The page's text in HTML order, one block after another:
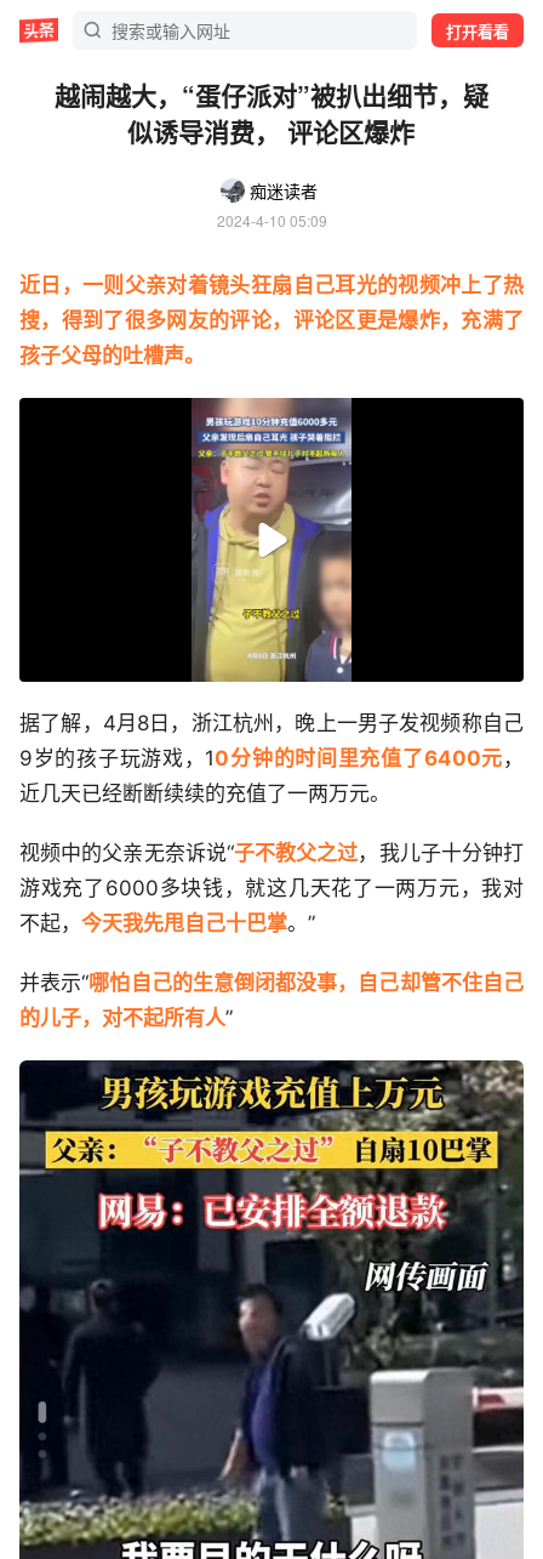
打开看看
越闹越大，“蛋仔派对”被扒出细节，疑
似诱导消费， 评论区爆炸
痴迷读者
2024-4-10 05:09
近日，一则父亲对着镜头狂扇自己耳光的视频冲上了热
搜，得到了很多网友的评论，评论区更是爆炸，充满了
孩子父母的吐槽声。
据了解，4月8日，浙江杭州，晚上一男子发视频称自己
9岁的孩子玩游戏，10分钟的时间里充值了6400元 ，
近几天已经断断续续的充值了一两万元。
视频中的父亲无奈诉说“子不教父之过，我儿子十分钟打
游戏充了6000多块钱，就这几天花了一两万元，我对
不起， 今天我先甩自己十巴掌。”
并表示“哪怕自己的生意倒闭都没事，自己却管不住自己
的儿子，对不起所有人”